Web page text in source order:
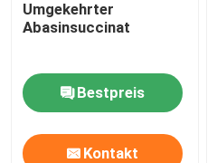
Umgekehrter
Abasinsuccinat
Bestpreis
Kontakt